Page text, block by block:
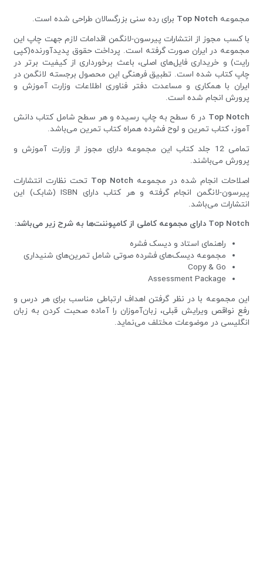
مجموعه Top Notch برای رده سنی بزرگسالان طراحی شده است.
با کسب مجوز از انتشارات پیرسون-لانگمن اقدامات لازم جهت چاپ این
مجموعه در ایران صورت گرفته است. پرداخت حقوق پدیدآورنده(کپی
رایت) و خریداری فایل‌های اصلی، باعث برخورداری از کیفیت برتر در
چاپ کتاب شده است. تطبیق فرهنگی این محصول برجسته لانگمن در
ایران با همکاری و مساعدت دفتر فناوری اطلاعات وزارت آموزش و
پرورش انجام شده است.
Top Notch
در 6 سطح به چاپ رسیده و هر سطح شامل کتاب دانش
آموز، کتاب تمرین و لوح فشرده همراه کتاب تمرین می‌باشد.
تمامی 12 جلد کتاب این مجموعه دارای مجوز از وزارت آموزش و
پرورش می‌باشند.
اصلاحات انجام شده در مجموعه Top Notch تحت نظارت انتشارات
پیرسون-لانگمن انجام گرفته و هر کتاب دارای ISBN (شابک) این
انتشارات می‌باشد.
Top Notch دارای مجموعه کاملی از کامپوننت‌ها به شرح زیر می‌باشد:
راهنمای استاد و دیسک فشره
مجموعه دیسک‌های فشرده صوتی شامل تمرین‌های شنیداری
Copy & Go
Assessment Package
این مجموعه با در نظر گرفتن اهداف ارتباطی مناسب برای هر درس و
رفع نواقص ویرایش قبلی، زبان‌آموزان را آماده صحبت کردن به زبان
انگلیسی در موضوعات مختلف می‌نماید.